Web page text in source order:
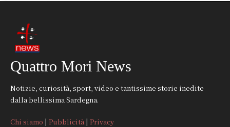
Quattro Mori News
Notizie, curiosità, sport, video e tantissime storie inedite
dalla bellissima Sardegna.
Chi siamo | Pubblicità | Privacy